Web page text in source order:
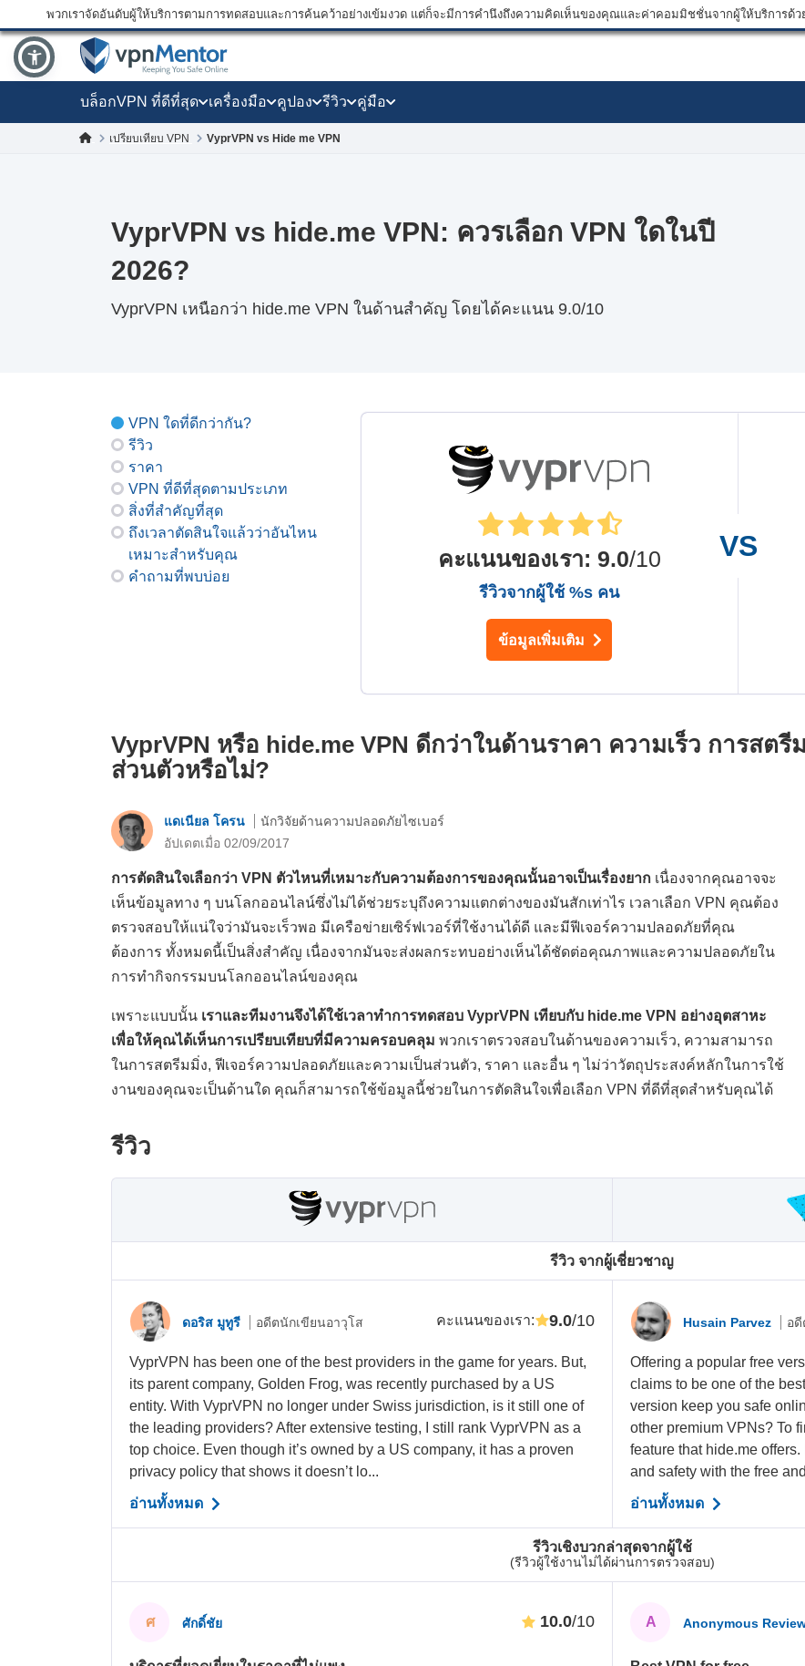
พวกเราจัดอันดับผู้ให้บริการตามการทดสอบและการค้นคว้าอย่างเข้มงวด แต่ก็จะมีการคำนึงถึงความคิดเห็นของคุณและค่าคอมมิชชั่นจากผู้ให้บริการด้
บล็อกVPN ที่ดีที่สุด เครื่องมือ คูปอง รีวิว คู่มือ
เปรียบเทียบ VPN VyprVPN vs Hide me VPN
VyprVPN vs hide.me VPN: ควรเลือก VPN ใดในปี
2026?
VyprVPN เหนือกว่า hide.me VPN ในด้านสำคัญ โดยได้คะแนน 9.0/10
VPN ใดที่ดีกว่ากัน?
รีวิว
ราคา
VPN ที่ดีที่สุดตามประเภท
สิ่งที่สำคัญที่สุด
ถึงเวลาตัดสินใจแล้วว่าอันไหน
เหมาะสำหรับคุณ
คำถามที่พบบ่อย
คะแนนของเรา: 9.0/10
รีวิวจากผู้ใช้ %s คน
ข้อมูลเพิ่มเติม
VyprVPN หรือ hide.me VPN ดีกว่าในด้านราคา ความเร็ว การสตรี
ส่วนตัวหรือไม่?
แดเนียล โครน
นักวิจัยด้านความปลอดภัยไซเบอร์
อัปเดตเมื่อ 02/09/2017
การตัดสินใจเลือกว่า VPN ตัวไหนที่เหมาะกับความต้องการของคุณนั้นอาจเป็นเรื่องยาก เนื่องจากคุณอาจจะ
เห็นข้อมูลทาง ๆ บนโลกออนไลน์ซึ่งไม่ได้ช่วยระบุถึงความแตกต่างของมันสักเท่าไร เวลาเลือก VPN คุณต้อง
ตรวจสอบให้แน่ใจว่ามันจะเร็วพอ มีเครือข่ายเซิร์ฟเวอร์ที่ใช้งานได้ดี และมีฟีเจอร์ความปลอดภัยที่คุณ
ต้องการ ทั้งหมดนี้เป็นสิ่งสำคัญ เนื่องจากมันจะส่งผลกระทบอย่างเห็นได้ชัดต่อคุณภาพและความปลอดภัยใน
การทำกิจกรรมบนโลกออนไลน์ของคุณ
เพราะแบบนั้น เราและทีมงานจึงได้ใช้เวลาทำการทดสอบ VyprVPN เทียบกับ hide.me VPN อย่างอุตสาหะ
เพื่อให้คุณได้เห็นการเปรียบเทียบที่มีความครอบคลุม พวกเราตรวจสอบในด้านของความเร็ว, ความสามารถ
ในการสตรีมมิ่ง, ฟีเจอร์ความปลอดภัยและความเป็นส่วนตัว, ราคา และอื่น ๆ ไม่ว่าวัตถุประสงค์หลักในการใช้
งานของคุณจะเป็นด้านใด คุณก็สามารถใช้ข้อมูลนี้ช่วยในการตัดสินใจเพื่อเลือก VPN ที่ดีที่สุดสำหรับคุณได้
รีวิว
รีวิว จากผู้เชี่ยวชาญ
รีวิวเชิงบวกล่าสุดจากผู้ใช้
(รีวิวผู้ใช้งานไม่ได้ผ่านการตรวจสอบ)
ดอริส มูทูรี อดีตนักเขียนอาวุโส คะแนนของเรา: 9.0/10
VyprVPN has been one of the best providers in the game for years. But,
its parent company, Golden Frog, was recently purchased by a US
entity. With VyprVPN no longer under Swiss jurisdiction, is it still one of
the leading providers? After extensive testing, I still rank VyprVPN as a
top choice. Even though it’s owned by a US company, it has a proven
privacy policy that shows it doesn’t lo...
อ่านทั้งหมด
ศ ศักดิ์ชัย 10.0/10
Husain Parvez อ
Offering a popular free
claims to be one of the
version keep you safe
other premium VPNs? To
feature that hide.me
and safety with the free
อ่านทั้งหมด
A Anonymous